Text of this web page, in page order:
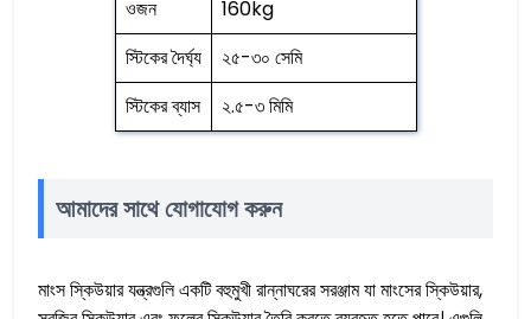
ওজন
160kg
স্টিকের দৈর্ঘ্য
২৫-৩০ সেমি
স্টিকের ব্যাস
২.৫-৩ মিমি
আমাদের সাথে যোগাযোগ করুন
মাংস স্কিউয়ার যন্ত্রগুলি একটি বহুমুখী রান্নাঘরের সরঞ্জাম যা মাংসের স্কিউয়ার,